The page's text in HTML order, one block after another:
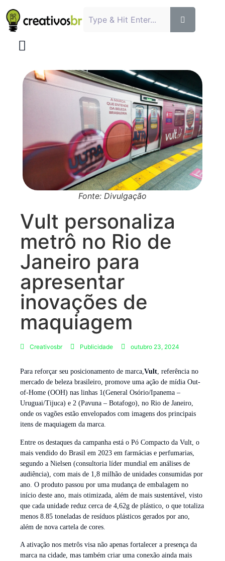
Fonte: Divulgação
Vult personaliza
metrô no Rio de
Janeiro para
apresentar
inovações de
maquiagem
Creativosbr Publicidade outubro 23, 2024
Para reforçar seu posicionamento de marca,Vult, referência no
mercado de beleza brasileiro, promove uma ação de mídia Out-
of-Home (OOH) nas linhas 1(General Osório/Ipanema –
Uruguai/Tijuca) e 2 (Pavuna – Botafogo), no Rio de Janeiro,
onde os vagões estão envelopados com imagens dos principais
itens de maquiagem da marca.
Entre os destaques da campanha está o Pó Compacto da Vult, o
mais vendido do Brasil em 2023 em farmácias e perfumarias,
segundo a Nielsen (consultoria líder mundial em análises de
audiência), com mais de 1,8 milhão de unidades consumidas por
ano. O produto passou por uma mudança de embalagem no
início deste ano, mais otimizada, além de mais sustentável, visto
que cada unidade reduz cerca de 4,62g de plástico, o que totaliza
menos 8.85 toneladas de resíduos plásticos gerados por ano,
além de nova cartela de cores.
A ativação nos metrôs visa não apenas fortalecer a presença da
marca na cidade, mas também criar uma conexão ainda mais